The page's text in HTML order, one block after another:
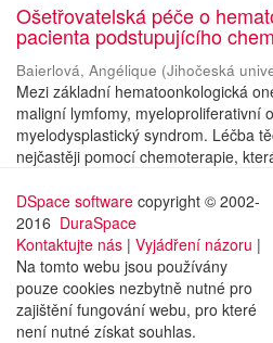
Ošetřovatelská péče o
pacienta podstupujícího
Baierlová, Angélique (Jihočeská
Mezi základní hematoonkologická
maligní lymfomy, myeloproliferativní
myelodysplastický syndrom. Léčba
nejčastěji pomocí chemoterapie,
DSpace software copyright © 2002-
2016 DuraSpace
Kontaktujte nás | Vyjádření názoru |
Na tomto webu jsou používány
pouze cookies nezbytně nutné pro
zajištění fungování webu, pro které
není nutné získat souhlas.